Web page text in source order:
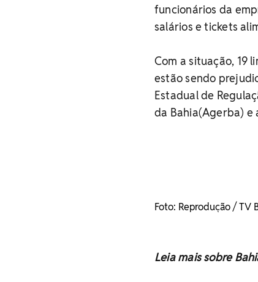
funcionários da
salários e tickets
Com a situação, 19
estão sendo
Estadual de
da Bahia(Agerba) e
Foto: Reprodução / TV
Leia mais sobre